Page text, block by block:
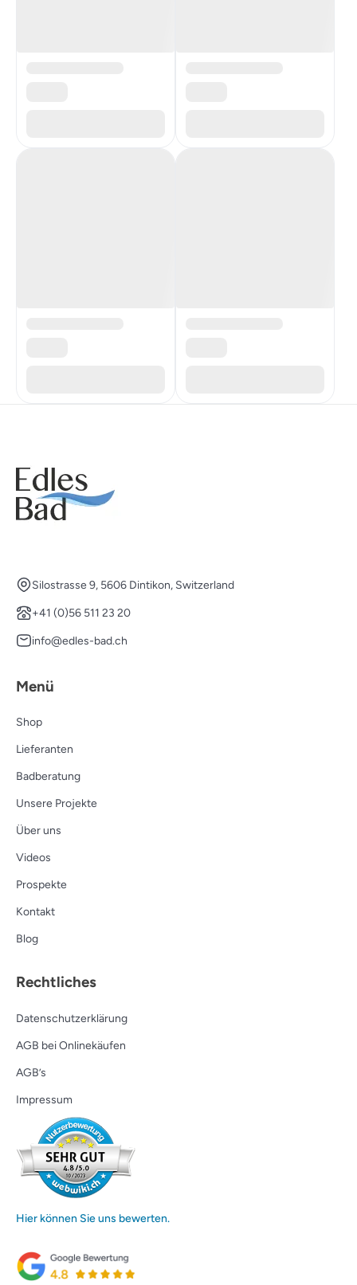
Silostrasse 9, 5606 Dintikon, Switzerland
+41 (0)56 511 23 20
info@edles-bad.ch
Menü
Shop
Lieferanten
Badberatung
Unsere Projekte
Über uns
Videos
Prospekte
Kontakt
Blog
Rechtliches
Datenschutzerklärung
AGB bei Onlinekäufen
AGB’s
Impressum
Hier können Sie uns bewerten.